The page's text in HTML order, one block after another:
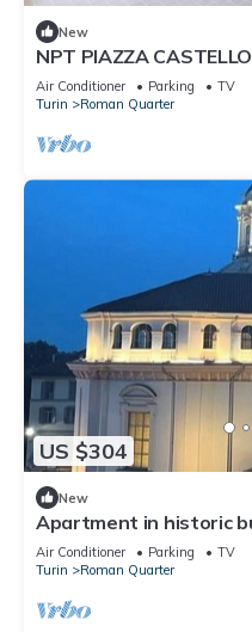
New
NPT PIAZZA
SENIOR FAMIGLIE
Air Conditioner Parking
TV
Turin
Roman Quarter
US $304
New
Apartment in historic
view of the sanctuary
Air Conditioner Parking
TV
Turin
Roman Quarter